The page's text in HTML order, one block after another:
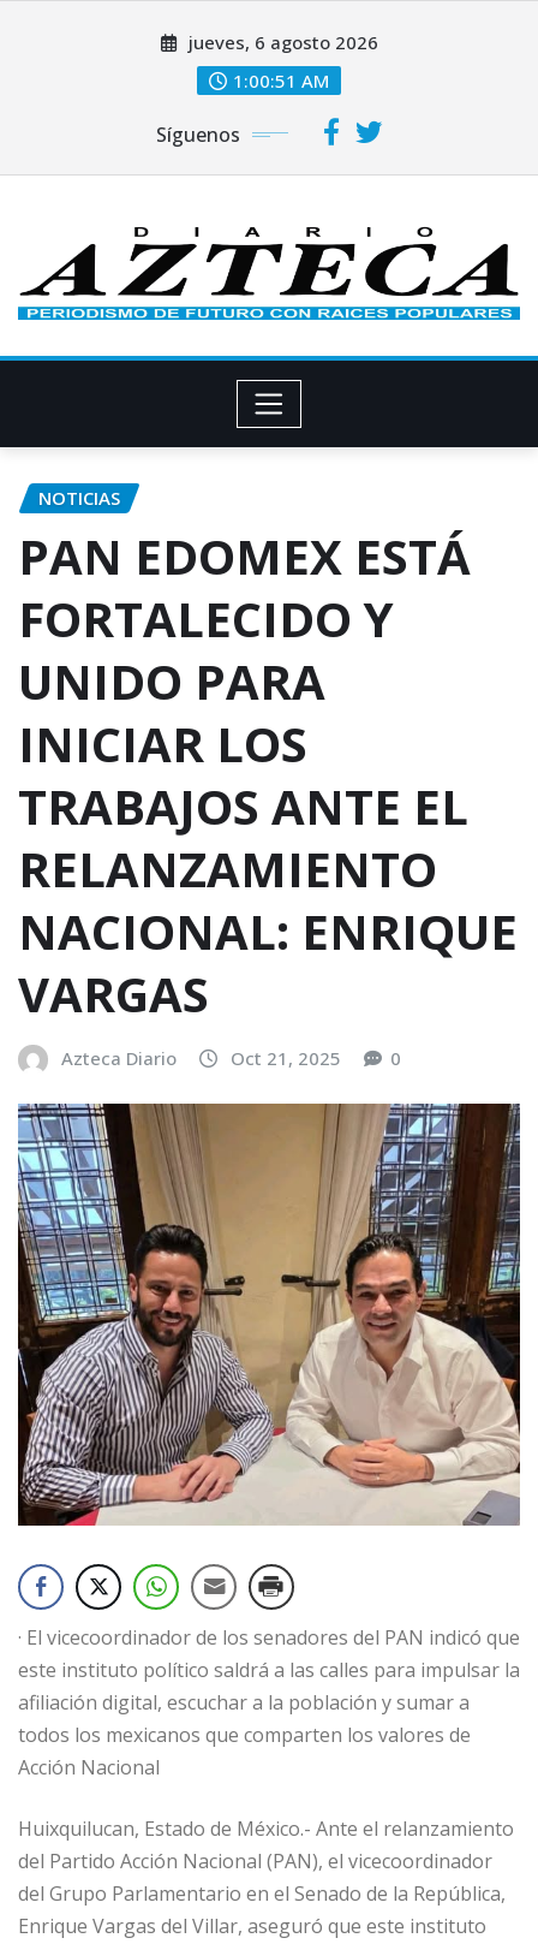
jueves, 6 agosto 2026
1:00:52 AM
Síguenos
NOTICIAS
PAN EDOMEX ESTÁ
FORTALECIDO Y
UNIDO PARA
INICIAR LOS
TRABAJOS ANTE EL
RELANZAMIENTO
NACIONAL: ENRIQUE
VARGAS
Azteca Diario Oct 21, 2025 0
· El vicecoordinador de los senadores del PAN indicó que
este instituto político saldrá a las calles para impulsar la
afiliación digital, escuchar a la población y sumar a
todos los mexicanos que comparten los valores de
Acción Nacional
Huixquilucan, Estado de México.- Ante el relanzamiento
del Partido Acción Nacional (PAN), el vicecoordinador
del Grupo Parlamentario en el Senado de la República,
Enrique Vargas del Villar, aseguró que este instituto